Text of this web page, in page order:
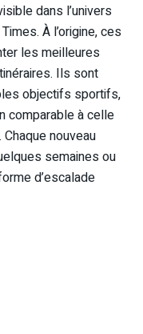
dans l’univers
À l’origine, ces
les meilleures
Ils sont
objectifs sportifs,
comparable à celle
nouveau
semaines ou
d’escalade